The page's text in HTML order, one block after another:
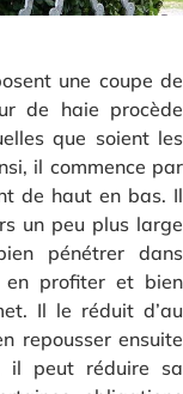
une coupe de
de haie procède
que soient les
il commence par
de haut en bas. Il
un peu plus large
pénétrer dans
en profiter et bien
Il le réduit d’au
repousser ensuite
il peut réduire sa